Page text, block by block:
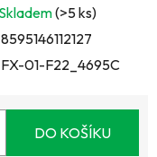
Skladem(>5 ks)
8595146112127
FX-01-F22_4695C
DO KOŠÍKU